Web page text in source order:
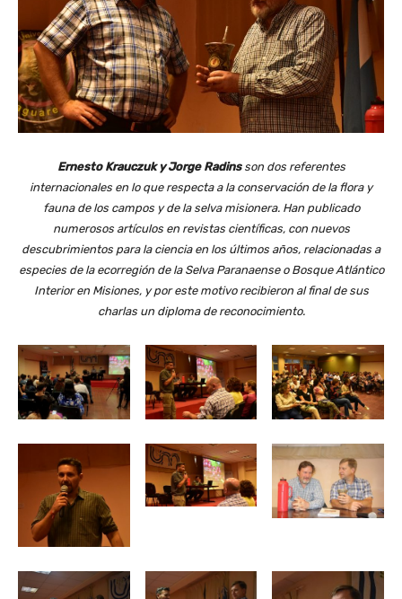
Ernesto Krauczuk y Jorge Radinsson dos referentes
internacionales en lo que respecta a la conservación de la flora y
fauna de los campos y de la selva misionera. Han publicado
numerosos artículos en revistas científicas, con nuevos
descubrimientos para la ciencia en los últimos años, relacionadas a
especies de la ecorregión de la Selva Paranaense o Bosque Atlántico
Interior en Misiones, y por este motivo recibieron al final de sus
charlas un diploma de reconocimiento.